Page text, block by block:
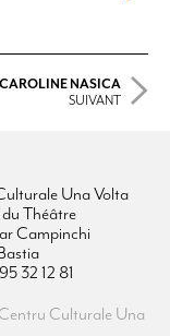
CAROLINE NASICA
SUIVANT
Una Volta
Théâtre
Campinchi
32 12 81
Culturale Una